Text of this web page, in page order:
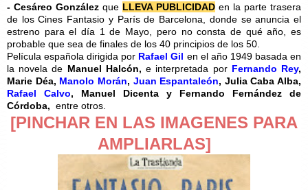
- Cesáreo González que LLEVA PUBLICIDAD en la parte trasera
de los Cines Fantasio y París de Barcelona, donde se anuncia el
estreno para el día 1 de Mayo, pero no consta de qué año, es
probable que sea de finales de los 40 principios de los 50.
Película española dirigida por Rafael Gil en el año 1949 basada en
la novela de Manuel Halcón,e interpretada por Fernando Rey,
Marie Déa, Manolo Morán, Juan Espantaleón, Julia Caba Alba,
Rafael Calvo, Manuel Dicenta y Fernando Fernández de
Córdoba, entre otros.
[PINCHAR EN LAS IMAGENES PARA
AMPLIARLAS]